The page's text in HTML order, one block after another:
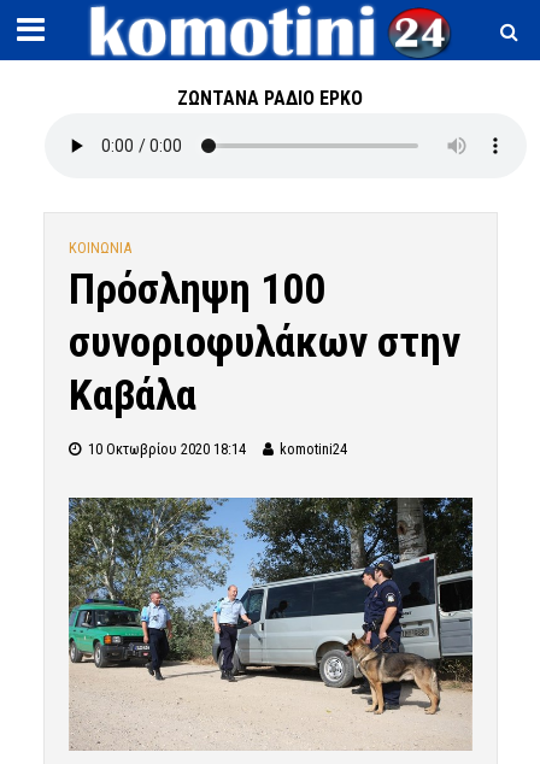
ΖΩΝΤΑΝΑ ΡΑΔΙΟ ΕΡΚΟ
ΚΟΙΝΩΝΙΑ
Πρόσληψη 100
συνοριοφυλάκων στην
Καβάλα
10 Οκτωβρίου 2020 18:14 komotini24